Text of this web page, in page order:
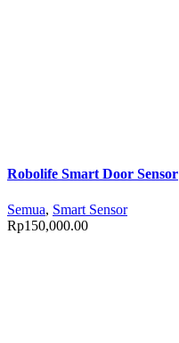
Robolife Smart Door Sensor
Semua, Smart Sensor
Rp150,000.00